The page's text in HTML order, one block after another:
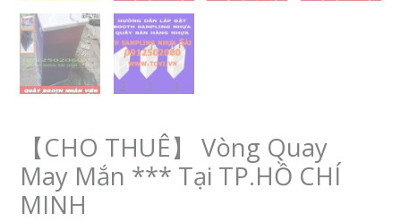
【CHO THUÊ】 Vòng Quay
May Mắn *** Tại TP.HỒ CHÍ
MINH